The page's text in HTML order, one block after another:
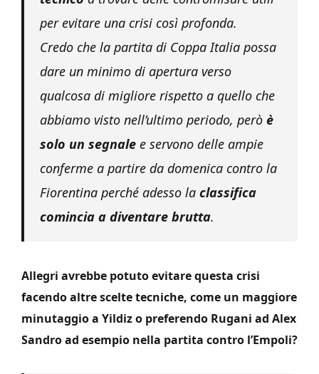
per evitare una crisi così profonda.
Credo che la partita di Coppa Italia possa
dare un minimo di apertura verso
qualcosa di migliore rispetto a quello che
abbiamo visto nell’ultimo periodo, però è
solo un segnale e servono delle ampie
conferme a partire da domenica contro la
Fiorentina perché adesso la classifica
comincia a diventare brutta.
Allegri avrebbe potuto evitare questa crisi
facendo altre scelte tecniche, come un maggiore
minutaggio a Yildiz o preferendo Rugani ad Alex
Sandro ad esempio nella partita contro l’Empoli?